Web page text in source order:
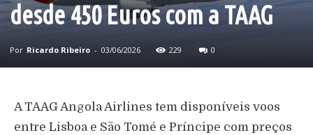
desde 450 Euros com a TAAG
Por Ricardo Ribeiro - 03/06/2026 229 0
A TAAG Angola Airlines tem disponíveis voos
entre Lisboa e São Tomé e Príncipe com preços